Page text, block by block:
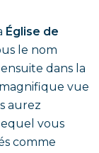
Église de
le nom
dans la
vue
aurez
vous
comme